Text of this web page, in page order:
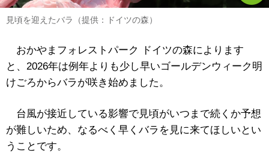
見頃を迎えたバラ（提供：ドイツの森）
おかやまフォレストパーク ドイツの森によります
と、2026年は例年よりも少し早いゴールデンウィーク明
けごろからバラが咲き始めました。
台風が接近している影響で見頃がいつまで続くか予想
が難しいため、なるべく早くバラを見に来てほしいとい
うことです。